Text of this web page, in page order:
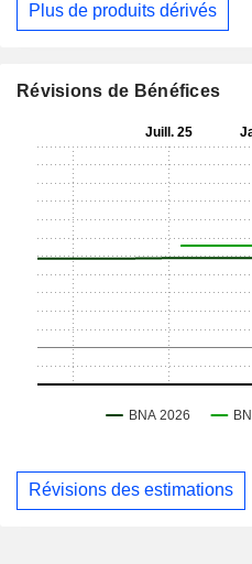
Plus de produits dérivés
Révisions de Bénéfices
Révisions des estimations